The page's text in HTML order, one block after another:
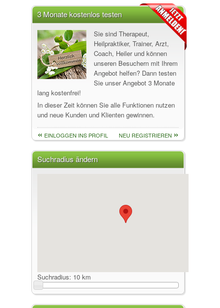
3 Monate kostenlos testen
Sie sind Therapeut,
Heilpraktiker, Trainer, Arzt,
Coach, Heiler und können
unseren Besuchern mit Ihrem
Angebot helfen? Dann testen
Sie unser Angebot 3 Monate
lang kostenfrei!
In dieser Zeit können Sie alle Funktionen nutzen
und neue Kunden und Klienten gewinnen.
EINLOGGEN INS PROFIL NEU REGISTRIEREN
Suchradius ändern
Suchradius: 10 km